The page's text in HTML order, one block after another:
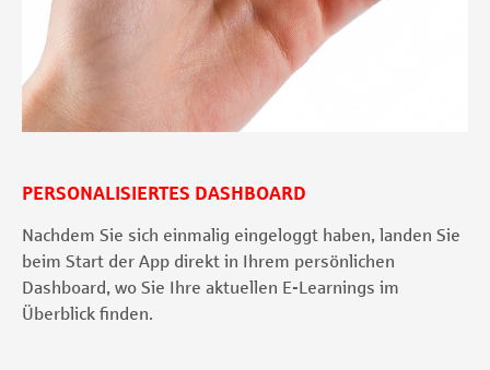
PERSONALISIERTES DASHBOARD
Nachdem Sie sich einmalig eingeloggt haben, landen Sie
beim Start der App direkt in Ihrem persönlichen
Dashboard, wo Sie Ihre aktuellen E-Learnings im
Überblick finden.